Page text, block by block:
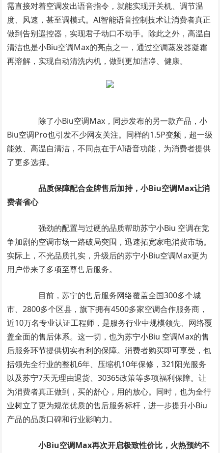
需直接对着空调发出语音指令，就能实现开关机、调节温
度、风速，甚至调模式。AI智能语音控制技术让消费者真正
做到告别遥控器，实现君子动口不动手。除此之外，高温自
清洁也是小Biu空调Max的亮点之一，通过空调蒸发器凝霜
再溶解，实现自动清洗内机，做到更加洁净、健康。
除了小Biu空调Max，同步发布的另一款产品，小
Biu空调Pro也引发不少网友关注。同样的1.5P变频，超一级
能效、高温自清洁，不同点在于AI语音功能，为消费者提供
了更多选择。
品质保障配合金牌售后加持，小Biu空调Max让消
费者省心
强劲的配置与过硬的品质帮助苏宁小Biu 空调在竞
争加剧的空调市场一路破局突围，迅速拓宽家电消费市场。
实际上，不光品质扎实，升级后的苏宁小Biu空调Max更为
用户带来了多项至尊售后服务。
目前，苏宁的售后服务网络覆盖全国300多个城
市、2800多个区县，旗下拥有4500多家空调合作服务商，
近10万名专业认证工程师，是服务行业中规模领先、网络覆
盖全面的售后体系。这一切，也为苏宁小Biu 空调Max的售
后服务环节提供切实有利的保障。消费者购买即可享受，包
括领先全行业的整机6年、压缩机10年保修，321阳光服务
以及苏宁7天无理由退货、30365政策等多项福利保障。让
为消费者真正做到，买的舒心，用的放心。同时，也为全行
业树立了更为规范优质的售后服务标杆，进一步提升小Biu
产品的品质口碑和行业影响力。
小Biu空调Max再次开启极致性价比 ，火热预约不